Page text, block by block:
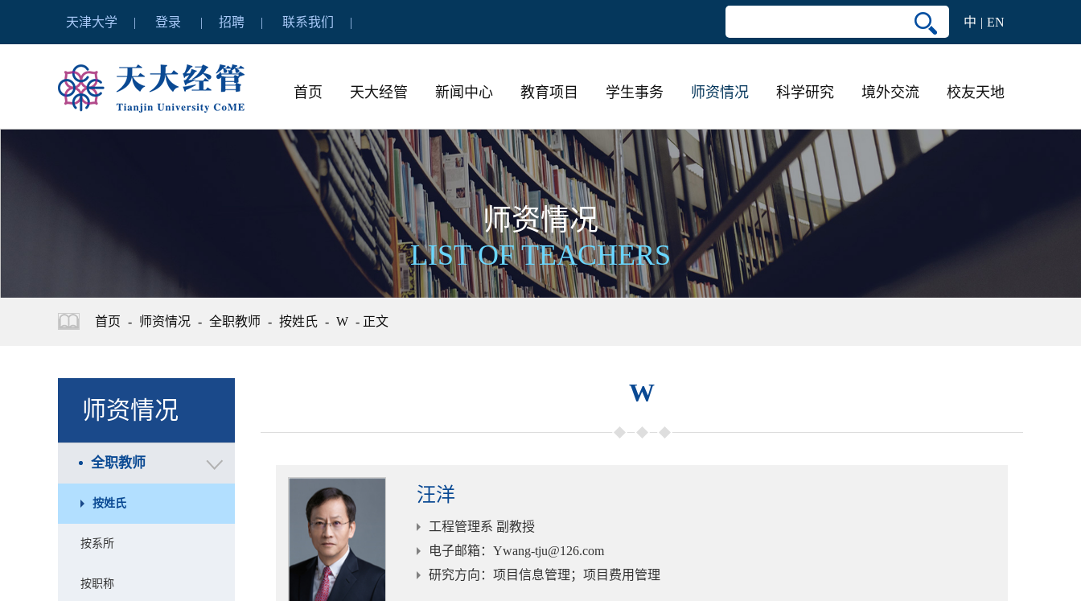
天津大学 登录 招聘 联系我们 中 EN
首页 天大经管 新闻中心 教育项目 学生事务 师资情况 科学研究 境外交流 校友天地
师资情况
LIST OF TEACHERS
首页 - 师资情况 - 全职教师 - 按姓氏 - W - 正文
W
汪洋
工程管理系 副教授
电子邮箱：Ywang-tju@126.com
研究方向 ：项目信息管理；项目费用管理
师资情况
全职教师
按姓氏
按系所
按职称